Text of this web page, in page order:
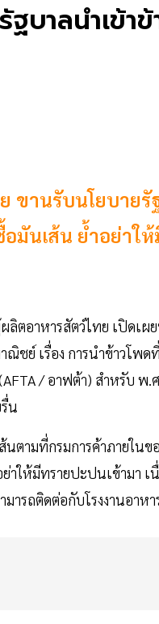
บาลนำเข้
ขานรับนโยบายรั
นเส้น ย้ำอย่าใ
ตอาหารสัตว์ไทย เปิดเ
ชย์ เรื่อง การนำข้าวโพ
/ อาฟต้า) สำหรับ
น
ามที่กรมการค้าภายในข
ให้มีทรายปะปนเข้ามา เ
มารถติดต่อกับโรงงานอาห